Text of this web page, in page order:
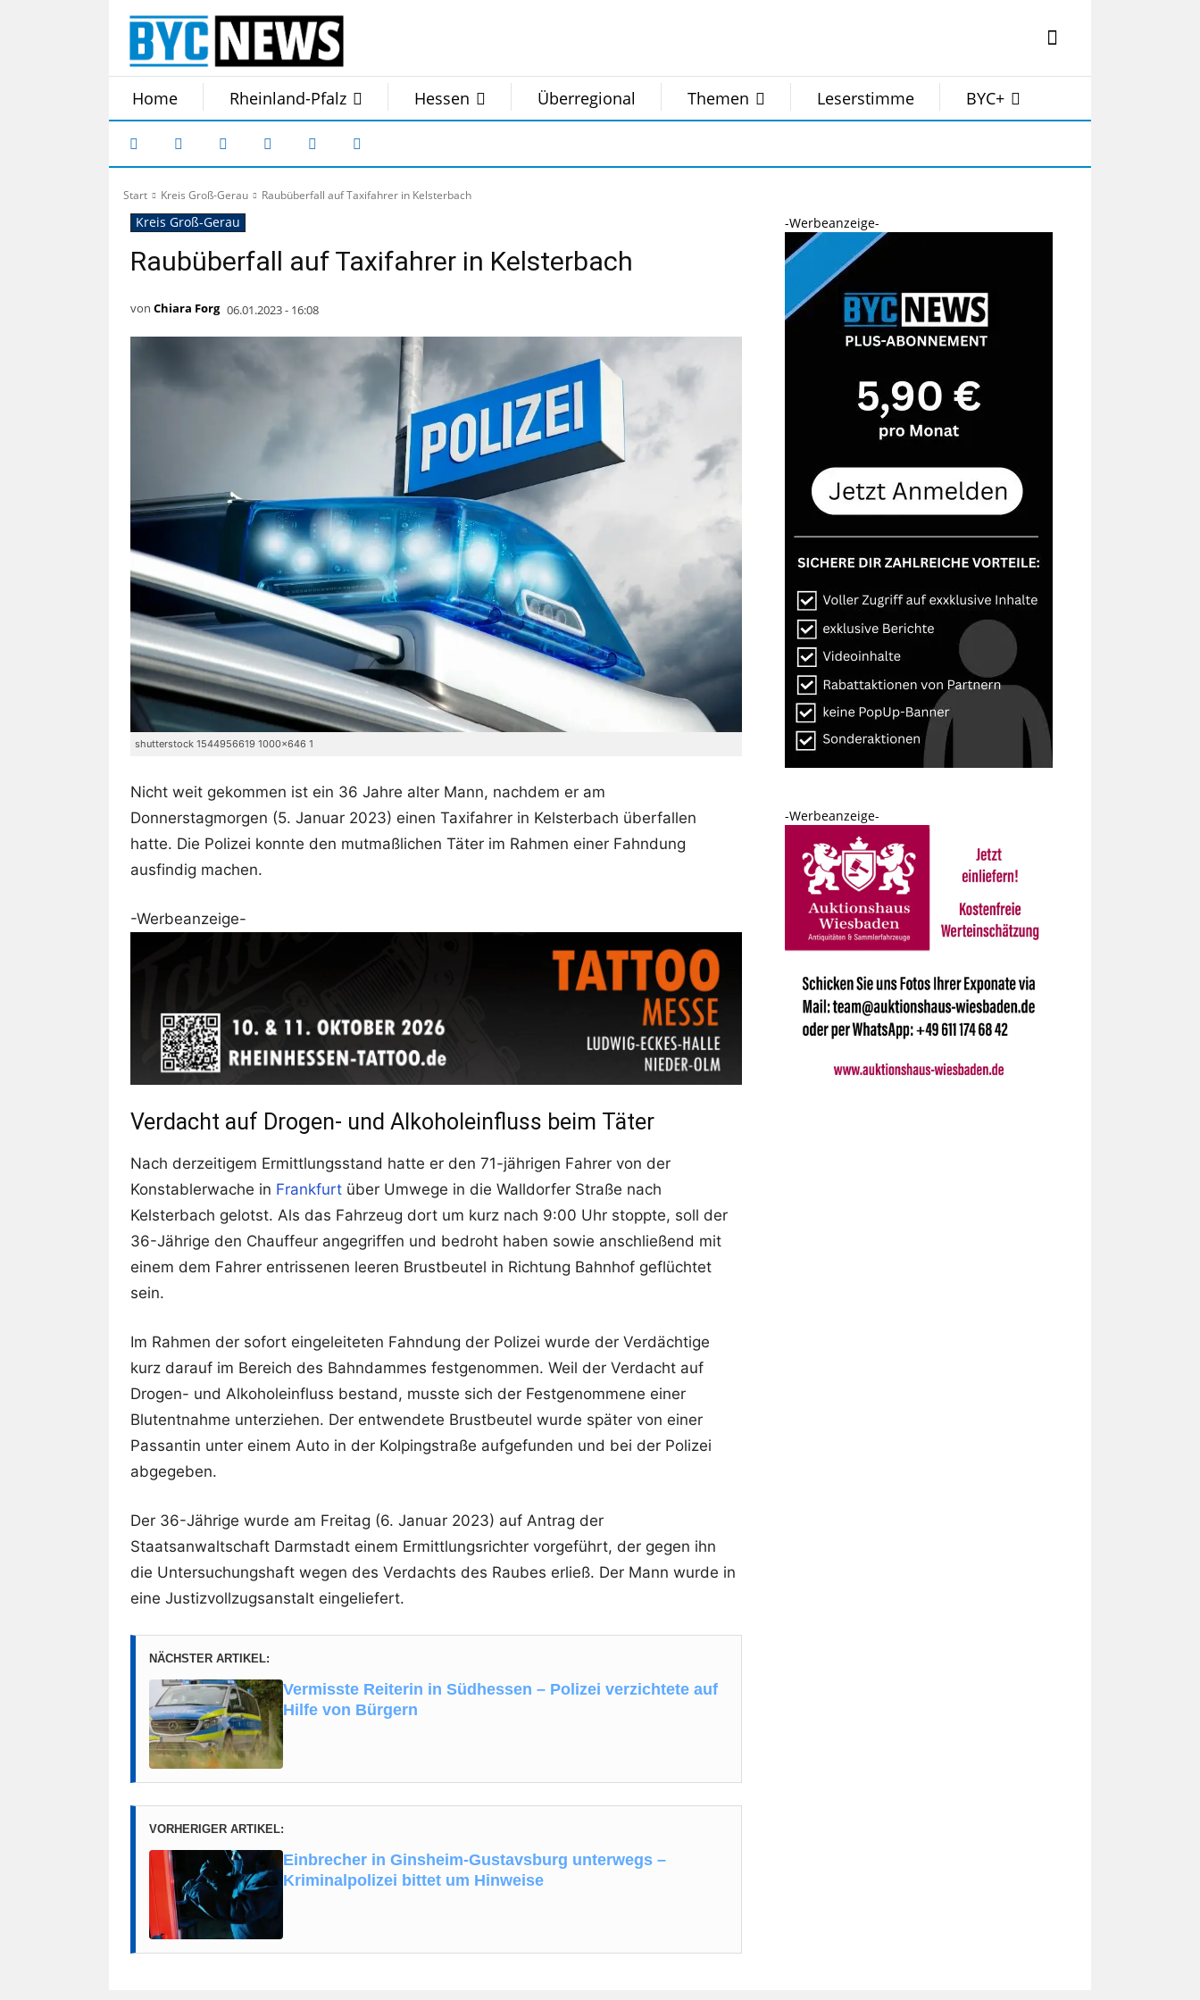
Home Rheinland-Pfalz Hessen Überregional Themen Leserstimme BYC+
Start Kreis Groß-Gerau Raubüberfall auf Taxifahrer in Kelsterbach
Kreis Groß-Gerau
Raubüberfall auf Taxifahrer in Kelsterbach
von Chiara Forg 06.01.2023 - 16:08
shutterstock 1544956619 1000x646 1
Nicht weit gekommen ist ein 36 Jahre alter Mann, nachdem er am
Donnerstagmorgen (5. Januar 2023) einen Taxifahrer in Kelsterbach überfallen
hatte. Die Polizei konnte den mutmaßlichen Täter im Rahmen einer Fahndung
ausfindig machen.
-Werbeanzeige-
Verdacht auf Drogen- und Alkoholeinfluss beim Täter
Nach derzeitigem Ermittlungsstand hatte er den 71-jährigen Fahrer von der
Konstablerwache in Frankfurt über Umwege in die Walldorfer Straße nach
Kelsterbach gelotst. Als das Fahrzeug dort um kurz nach 9:00 Uhr stoppte, soll der
36-Jährige den Chauffeur angegriffen und bedroht haben sowie anschließend mit
einem dem Fahrer entrissenen leeren Brustbeutel in Richtung Bahnhof geflüchtet
sein.
Im Rahmen der sofort eingeleiteten Fahndung der Polizei wurde der Verdächtige
kurz darauf im Bereich des Bahndammes festgenommen. Weil der Verdacht auf
Drogen- und Alkoholeinfluss bestand, musste sich der Festgenommene einer
Blutentnahme unterziehen. Der entwendete Brustbeutel wurde später von einer
Passantin unter einem Auto in der Kolpingstraße aufgefunden und bei der Polizei
abgegeben.
Der 36-Jährige wurde am Freitag (6. Januar 2023) auf Antrag der
Staatsanwaltschaft Darmstadt einem Ermittlungsrichter vorgeführt, der gegen ihn
die Untersuchungshaft wegen des Verdachts des Raubes erließ. Der Mann wurde in
eine Justizvollzugsanstalt eingeliefert.
NÄCHSTER ARTIKEL:
Vermisste Reiterin in Südhessen – Polizei verzichtete auf
Hilfe von Bürgern
VORHERIGER ARTIKEL:
Einbrecher in Ginsheim-Gustavsburg unterwegs –
Kriminalpolizei bittet um Hinweise
-Werbeanzeige-
-Werbeanzeige-